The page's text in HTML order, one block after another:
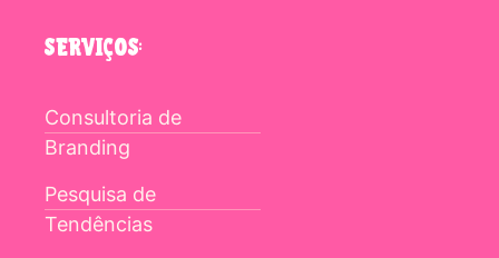
SERVIÇOS:
Consultoria de
Branding
Pesquisa de
Tendências